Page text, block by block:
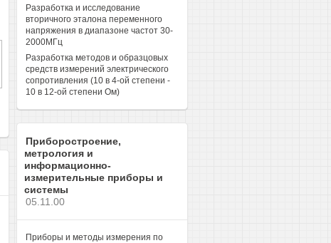
Разработка и исследование
вторичного эталона переменного
напряжения в диапазоне частот 30-
2000МГц
Разработка методов и образцовых
средств измерений электрического
сопротивления (10 в 4-ой степени -
10 в 12-ой степени Ом)
Приборостроение,
метрология и
информационно-
измерительные приборы и
системы
05.11.00
Приборы и методы измерения по